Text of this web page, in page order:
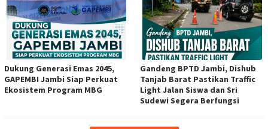
Dukung Generasi Emas 2045,
GAPEMBI Jambi Siap Perkuat
Ekosistem Program MBG
Gandeng BPTD Jambi, Dishub
Tanjab Barat Pastikan Traffic
Light Jalan Siswa dan Sri
Sudewi Segera Berfungsi